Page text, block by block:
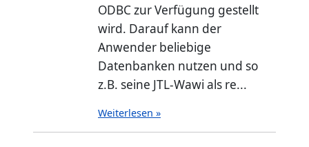
ODBC zur Verfügung gestellt
wird. Darauf kann der
Anwender beliebige
Datenbanken nutzen und so
z.B. seine JTL-Wawi als re...
Weiterlesen »